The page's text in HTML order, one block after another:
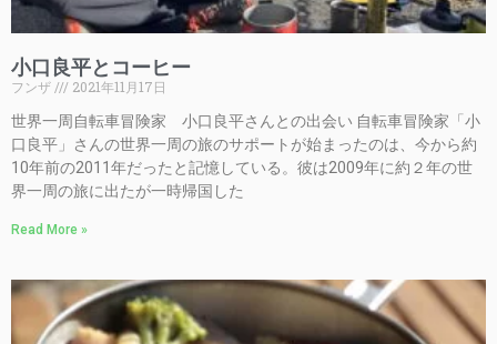
小口良平とコーヒー
フンザ
2021年11月17日
世界一周自転車冒険家 小口良平さんとの出会い 自転車冒険家「小
口良平」さんの世界一周の旅のサポートが始まったのは、今から約
10年前の2011年だったと記憶している。彼は2009年に約２年の世
界一周の旅に出たが一時帰国した
Read More »